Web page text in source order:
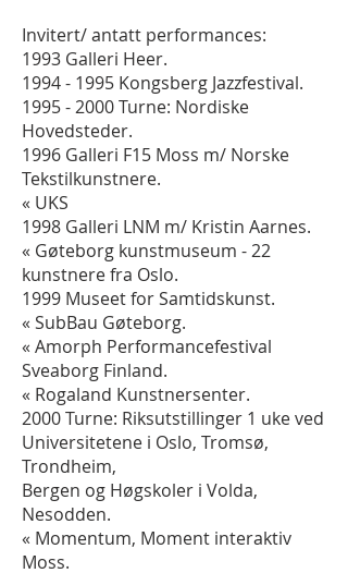
Invitert/ antatt performances:
1993 Galleri Heer.
1994 - 1995 Kongsberg Jazzfestival.
1995 - 2000Turne: Nordiske
Hovedsteder.
1996 Galleri F15 Moss m/ Norske
Tekstilkunstnere.
« UKS
1998 Galleri LNM m/ Kristin Aarnes.
« Gøteborg kunstmuseum - 22
kunstnere fra Oslo.
1999 Museet for Samtidskunst.
« SubBau Gøteborg.
« Amorph Performancefestival
Sveaborg Finland.
« Rogaland Kunstnersenter.
2000 Turne: Riksutstillinger 1 uke ved
Universitetene i Oslo, Tromsø,
Trondheim,
Bergen og Høgskoler i Volda,
Nesodden.
« Momentum, Moment interaktiv
Moss.